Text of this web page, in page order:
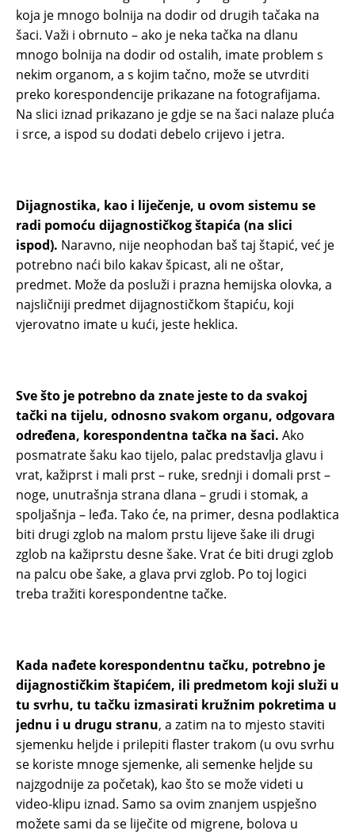
koja je mnogo bolnija na dodir od drugih tačaka na
šaci. Važi i obrnuto – ako je neka tačka na dlanu
mnogo bolnija na dodir od ostalih, imate problem s
nekim organom, a s kojim tačno, može se utvrditi
preko korespondencije prikazane na fotografijama.
Na slici iznad prikazano je gdje se na šaci nalaze pluća
i srce, a ispod su dodati debelo crijevo i jetra.
Dijagnostika, kao i liječenje, u ovom sistemu se
radi pomoću dijagnostičkog štapića (na slici
ispod). Naravno, nije neophodan baš taj štapić, već je
potrebno naći bilo kakav špicast, ali ne oštar,
predmet. Može da posluži i prazna hemijska olovka, a
najsličniji predmet dijagnostičkom štapiću, koji
vjerovatno imate u kući, jeste heklica.
Sve što je potrebno da znate jeste to da svakoj
tački na tijelu, odnosno svakom organu, odgovara
određena, korespondentna tačka na šaci. Ako
posmatrate šaku kao tijelo, palac predstavlja glavu i
vrat, kažiprst i mali prst – ruke, srednji i domali prst –
noge, unutrašnja strana dlana – grudi i stomak, a
spoljašnja – leđa. Tako će, na primer, desna podlaktica
biti drugi zglob na malom prstu lijeve šake ili drugi
zglob na kažiprstu desne šake. Vrat će biti drugi zglob
na palcu obe šake, a glava prvi zglob. Po toj logici
treba tražiti korespondentne tačke.
Kada nađete korespondentnu tačku, potrebno je
dijagnostičkim štapićem, ili predmetom koji služi u
tu svrhu, tu tačku izmasirati kružnim pokretima u
jednu i u drugu stranu, a zatim na to mjesto staviti
sjemenku heljde i prilepiti flaster trakom (u ovu svrhu
se koriste mnoge sjemenke, ali semenke heljde su
najzgodnije za početak), kao što se može videti u
video-klipu iznad. Samo sa ovim znanjem uspješno
možete sami da se liječite od migrene, bolova u